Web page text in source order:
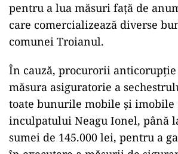
pentru a lua măsuri față de
care comercializează diverse
comunei Troianul.
În cauză, procurorii
măsura asiguratorie a
toate bunurile mobile și imobile
inculpatului Neagu Ionel, până
sumei de 145.000 lei, pentru a